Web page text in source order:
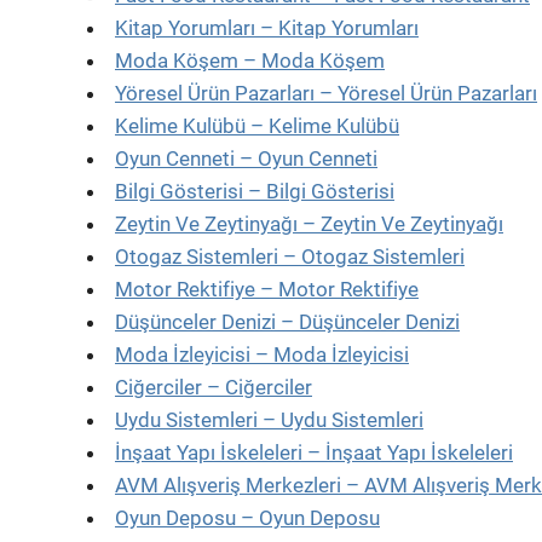
Kitap Yorumları – Kitap Yorumları
Moda Köşem – Moda Köşem
Yöresel Ürün Pazarları – Yöresel Ürün Pazarları
Kelime Kulübü – Kelime Kulübü
Oyun Cenneti – Oyun Cenneti
Bilgi Gösterisi – Bilgi Gösterisi
Zeytin Ve Zeytinyağı – Zeytin Ve Zeytinyağı
Otogaz Sistemleri – Otogaz Sistemleri
Motor Rektifiye – Motor Rektifiye
Düşünceler Denizi – Düşünceler Denizi
Moda İzleyicisi – Moda İzleyicisi
Ciğerciler – Ciğerciler
Uydu Sistemleri – Uydu Sistemleri
İnşaat Yapı İskeleleri – İnşaat Yapı İskeleleri
AVM Alışveriş Merkezleri – AVM Alışveriş
Oyun Deposu – Oyun Deposu